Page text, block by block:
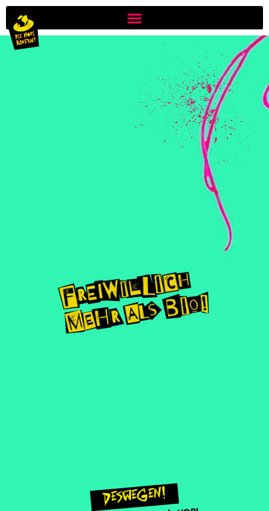
Deswegen!